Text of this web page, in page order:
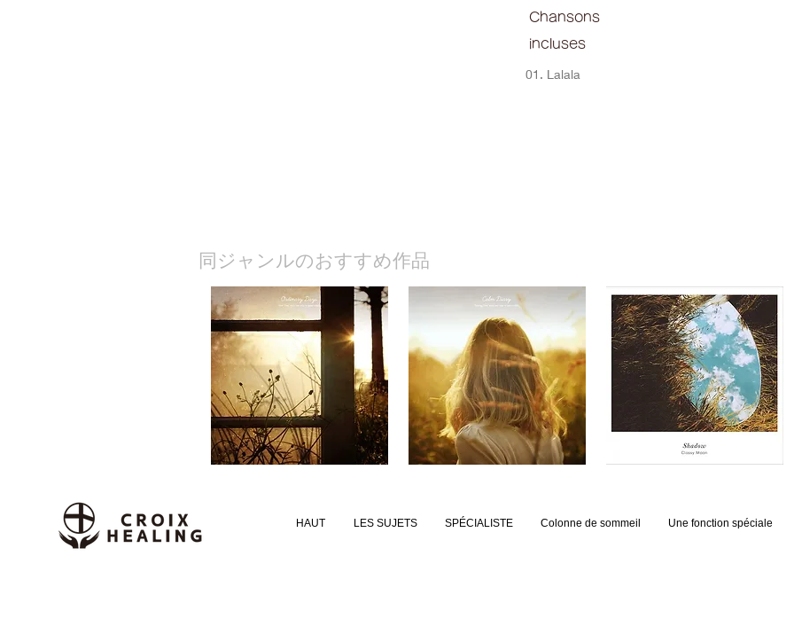
Chansons
incluses
01. Lalala
​同ジャンルのおすすめ作品
HAUT LES SUJETS SPÉCIALISTE Colonne de sommeil Une fonction spéciale